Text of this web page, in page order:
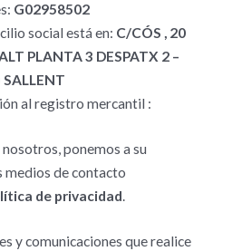
G02958502
social está en: C/CÓS , 20
PLANTA 3 DESPATX 2 –
al registro mercantil :
ponemos a su
de contacto
de privacidad
y comunicaciones que realice